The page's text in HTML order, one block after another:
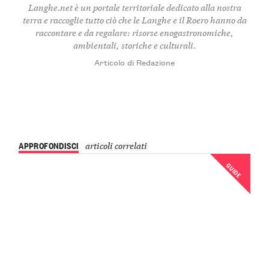
Langhe.net è un portale territoriale dedicato alla nostra
terra e raccoglie tutto ciò che le Langhe e il Roero hanno da
raccontare e da regalare: risorse enogastronomiche,
ambientali, storiche e culturali.
Articolo di Redazione
APPROFONDISCI articoli correlati
GUIDE